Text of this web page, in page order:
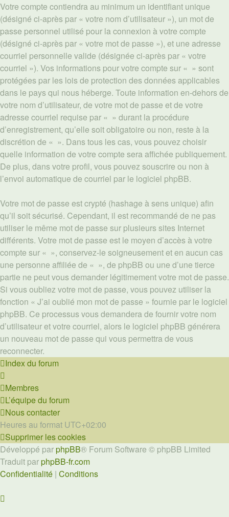
Votre compte contiendra au minimum un identifiant unique
(désigné ci-après par « votre nom d’utilisateur »), un mot de
passe personnel utilisé pour la connexion à votre compte
(désigné ci-après par « votre mot de passe »), et une adresse
courriel personnelle valide (désignée ci-après par « votre
courriel »). Vos informations pour votre compte sur « » sont
protégées par les lois de protection des données applicables
dans le pays qui nous héberge. Toute information en-dehors de
votre nom d’utilisateur, de votre mot de passe et de votre
adresse courriel requise par « » durant la procédure
d’enregistrement, qu’elle soit obligatoire ou non, reste à la
discrétion de « ». Dans tous les cas, vous pouvez choisir
quelle information de votre compte sera affichée publiquement.
De plus, dans votre profil, vous pouvez souscrire ou non à
l’envoi automatique de courriel par le logiciel phpBB.
Votre mot de passe est crypté (hashage à sens unique) afin
qu’il soit sécurisé. Cependant, il est recommandé de ne pas
utiliser le même mot de passe sur plusieurs sites Internet
différents. Votre mot de passe est le moyen d’accès à votre
compte sur « », conservez-le soigneusement et en aucun cas
une personne affiliée de « », de phpBB ou une d’une tierce
partie ne peut vous demander légitimement votre mot de passe.
Si vous oubliez votre mot de passe, vous pouvez utiliser la
fonction « J’ai oublié mon mot de passe » fournie par le logiciel
phpBB. Ce processus vous demandera de fournir votre nom
d’utilisateur et votre courriel, alors le logiciel phpBB générera
un nouveau mot de passe qui vous permettra de vous
reconnecter.
Index du forum
Membres
L’équipe du forum
Nous contacter
Heures au format UTC+02:00
Supprimer les cookies
Développé parphpBB® Forum Software © phpBB Limited
Traduit parphpBB-fr.com
Confidentialité | Conditions